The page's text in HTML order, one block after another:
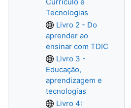
Tecnologias
Livro 2 - Do
aprender ao
ensinar com TDIC
Livro 3 -
Educação,
aprendizagem e
tecnologias
Livro 4: